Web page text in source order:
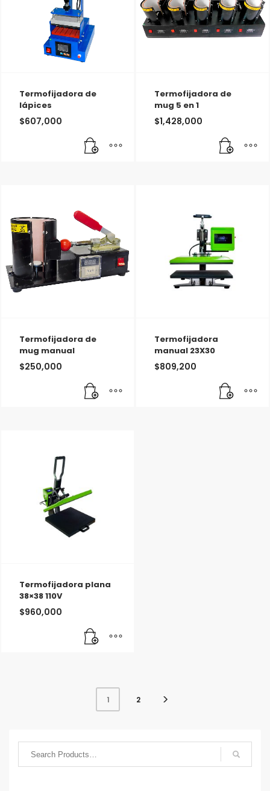
Termofijadora de
lápices
$607,000
Termofijadora de
mug 5 en 1
$1,428,000
Termofijadora de
mug manual
$250,000
Termofijadora
manual 23X30
$809,200
Termofijadora plana
38×38 110V
$960,000
1 2